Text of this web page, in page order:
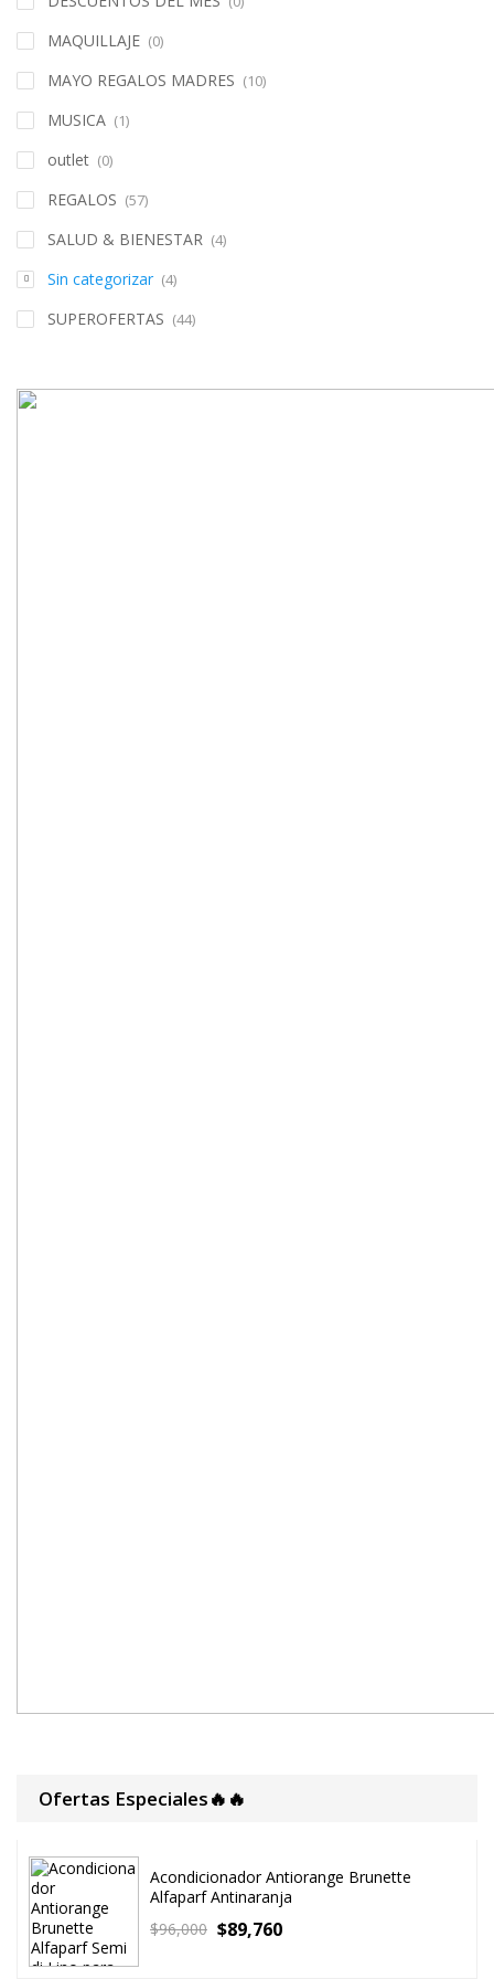
MAQUILLAJE (0)
MAYO REGALOS MADRES (10)
MUSICA (1)
outlet (0)
REGALOS (57)
SALUD & BIENESTAR (4)
Sin categorizar (4)
SUPEROFERTAS (44)
Ofertas Especiales🔥🔥
Acondicionador Antiorange Brunette
Alfaparf Antinaranja
$96,000 $89,760